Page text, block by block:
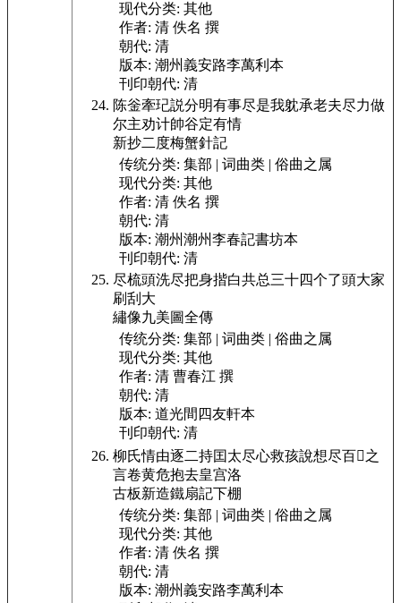
现代分类: 其他
作者: 清 佚名 撰
朝代: 清
版本: 潮州義安路李萬利本
刊印朝代: 清
陈釡牽玘説分明有事尽是我躭承老夫尽力做
尔主劝计帥谷定有情
新抄二度梅蟹針記
传统分类: 集部 | 词曲类 | 俗曲之属
现代分类: 其他
作者: 清 佚名 撰
朝代: 清
版本: 潮州潮州李春記書坊本
刊印朝代: 清
尽梳頭洗尽把身揩白共总三十四个了頭大家
刷刮大
繡像九美圖全傳
传统分类: 集部 | 词曲类 | 俗曲之属
现代分类: 其他
作者: 清 曹春江 撰
朝代: 清
版本: 道光間四友軒本
刊印朝代: 清
柳氏情由逐二持囯太尽心救孩說想尽百𦨚之
言卷黄危抱去皇宫洛
古板新造鐵扇記下棚
传统分类: 集部 | 词曲类 | 俗曲之属
现代分类: 其他
作者: 清 佚名 撰
朝代: 清
版本: 潮州義安路李萬利本